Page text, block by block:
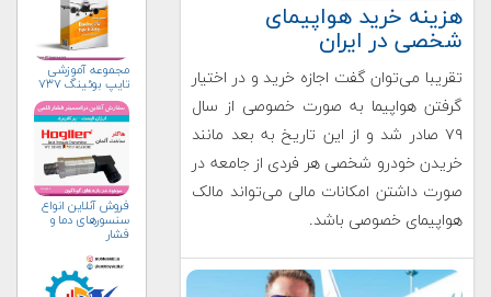
هزینه خرید هواپیمای
شخصی در ایران
تقریبا می‌توان گفت اجازه خرید و در اختیار
گرفتن هواپیما به صورت خصوصی از سال
۷۹ صادر شد و از این تاریخ به بعد مانند
خریدن خودرو شخصی هر فردی از جامعه در
صورت داشتن امکانات مالی می‌تواند مالک
هواپیمای خصوصی باشد.
مجموعه آموزشی
تایپ بوئینگ ۷۳۷
فروش آنلاین انواع
سنسورهای دما و
فشار